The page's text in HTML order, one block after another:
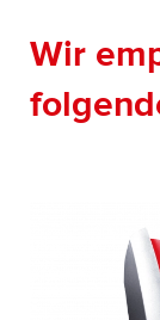
Wir